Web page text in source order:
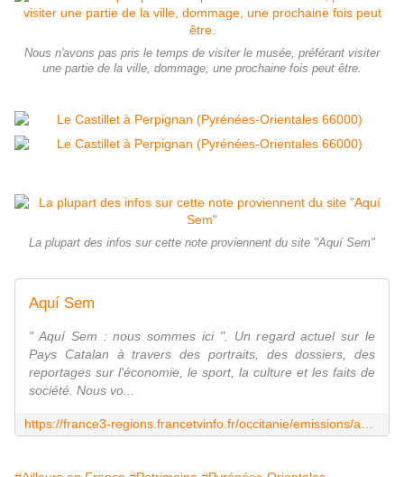
Nous n'avons pas pris le temps de visiter le musée, préférant visiter
une partie de la ville, dommage, une prochaine fois peut être.
La plupart des infos sur cette note proviennent du site "Aquí Sem"
Aquí Sem
" Aquí Sem : nous sommes ici ". Un regard actuel sur le
Pays Catalan à travers des portraits, des dossiers, des
reportages sur l'économie, le sport, la culture et les faits de
société. Nous vo...